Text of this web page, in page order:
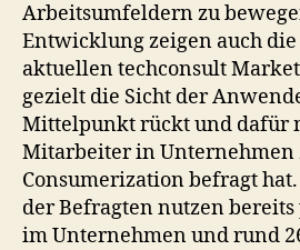
Arbeitsumfeldern zu
Entwicklung zeigen auch die
aktuellen techconsult Market
gezielt die Sicht der
Mittelpunkt rückt und dafür
Mitarbeiter in Unternehmen
Consumerization befragt
der Befragten nutzen
im Unternehmen und rund